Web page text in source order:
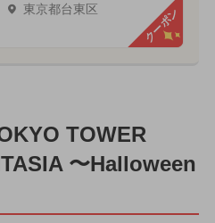
東京都台東区 クーポン
TOWER
〜Halloween